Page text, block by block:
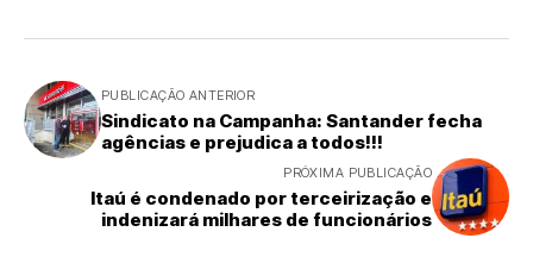
PUBLICAÇÃO ANTERIOR
Sindicato na Campanha: Santander fecha
agências e prejudica a todos!!!
PRÓXIMA PUBLICAÇÃO
Itaú é condenado por terceirização e
indenizará milhares de funcionários